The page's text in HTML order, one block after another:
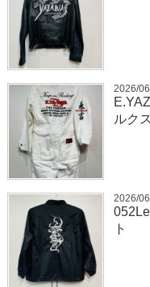
2026/
ルク
2026/
ト